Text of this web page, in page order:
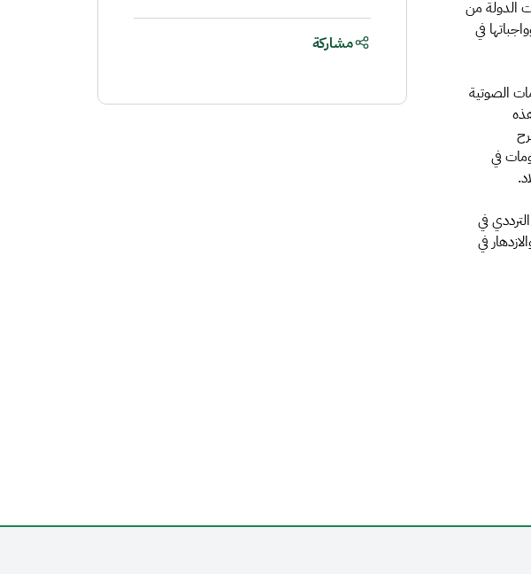
الدولة من
في
الصوتية
في
في
في
مشاركة